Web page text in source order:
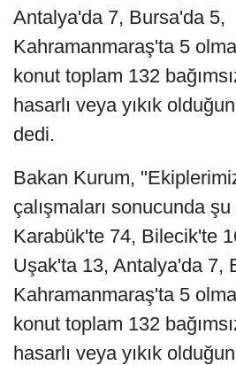
Antalya'da 7, Bursa'da 5,
Kahramanmaraş'ta 5
konut toplam 132
hasarlı veya yıkık
dedi.
Bakan Kurum,
çalışmaları sonucunda
Karabük'te 74, Bilecik'te
Uşak'ta 13, Antalya'da 7,
Kahramanmaraş'ta 5
konut toplam 132
hasarlı veya yıkık